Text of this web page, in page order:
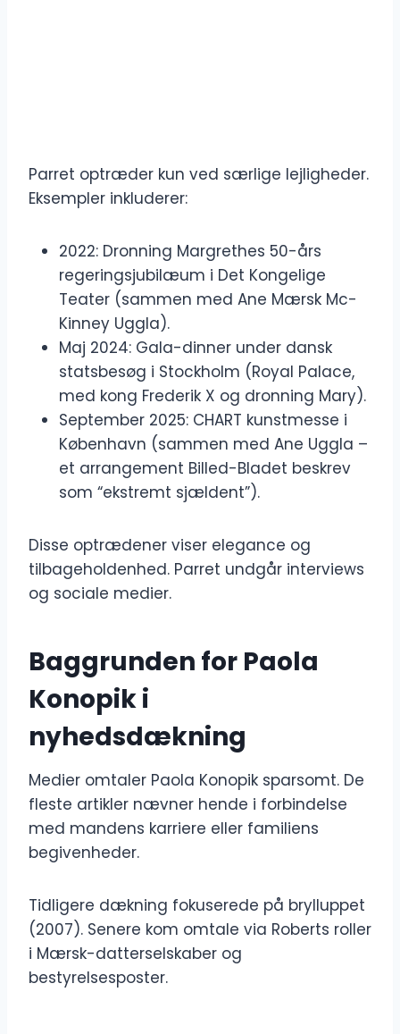
Parret optræder kun ved særlige lejligheder.
Eksempler inkluderer:
2022: Dronning Margrethes 50-års
regeringsjubilæum i Det Kongelige
Teater (sammen med Ane Mærsk Mc-
Kinney Uggla).
Maj 2024: Gala-dinner under dansk
statsbesøg i Stockholm (Royal Palace,
med kong Frederik X og dronning Mary).
September 2025: CHART kunstmesse i
København (sammen med Ane Uggla –
et arrangement Billed-Bladet beskrev
som “ekstremt sjældent”).
Disse optrædener viser elegance og
tilbageholdenhed. Parret undgår interviews
og sociale medier.
Baggrunden for Paola
Konopik i
nyhedsdækning
Medier omtaler Paola Konopik sparsomt. De
fleste artikler nævner hende i forbindelse
med mandens karriere eller familiens
begivenheder.
Tidligere dækning fokuserede på brylluppet
(2007). Senere kom omtale via Roberts roller
i Mærsk-datterselskaber og
bestyrelsesposter.